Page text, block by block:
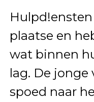
plaatse en
wat binnen
lag. De
spoed naar